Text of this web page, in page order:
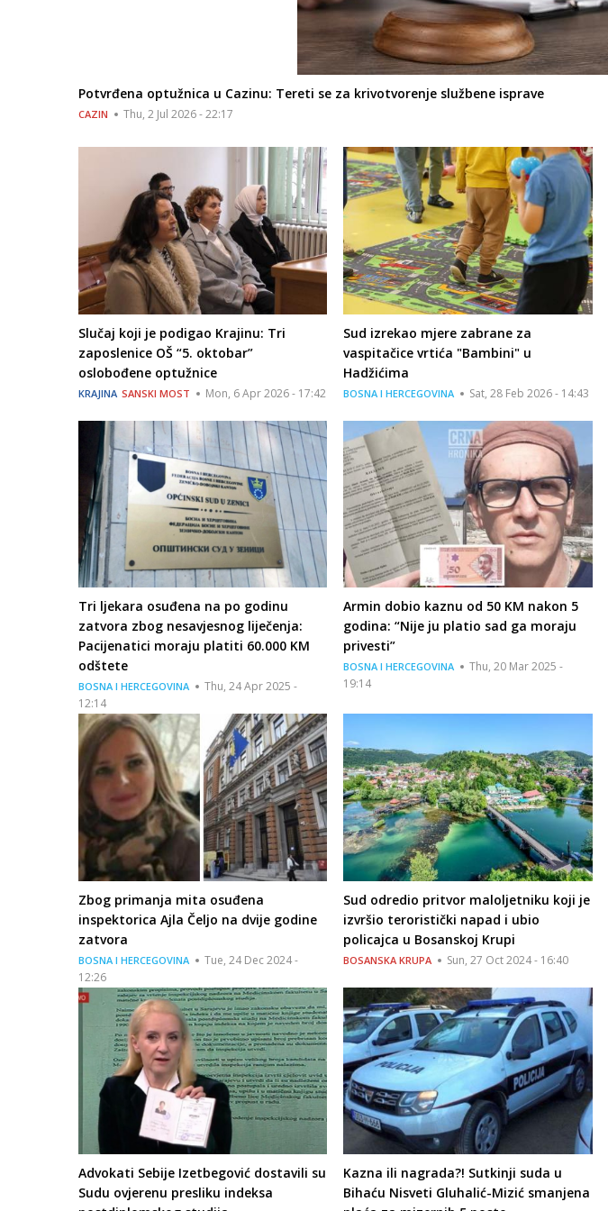
Potvrđena optužnica u Cazinu: Tereti se za krivotvorenje službene isprave
CAZIN Thu, 2 Jul 2026 - 22:17
Slučaj koji je podigao Krajinu: Tri
zaposlenice OŠ “5. oktobar”
oslobođene optužnice
KRAJINA SANSKI MOST Mon, 6 Apr 2026 - 17:42
Sud izrekao mjere zabrane za
vaspitačice vrtića "Bambini" u
Hadžićima
BOSNA I HERCEGOVINA Sat, 28 Feb 2026 - 14:43
Tri ljekara osuđena na po godinu
zatvora zbog nesavjesnog liječenja:
Pacijenatici moraju platiti 60.000 KM
odštete
BOSNA I HERCEGOVINA
Thu, 24 Apr 2025 -
12:14
Armin dobio kaznu od 50 KM nakon 5
godina: “Nije ju platio sad ga moraju
privesti”
BOSNA I HERCEGOVINA
Thu, 20 Mar 2025 -
19:14
Zbog primanja mita osuđena
inspektorica Ajla Čeljo na dvije godine
zatvora
BOSNA I HERCEGOVINA
Tue, 24 Dec 2024 -
12:26
Sud odredio pritvor maloljetniku koji je
izvršio teroristički napad i ubio
policajca u Bosanskoj Krupi
BOSANSKA KRUPA Sun, 27 Oct 2024 - 16:40
Advokati Sebije Izetbegović dostavili su
Sudu ovjerenu presliku indeksa
Kazna ili nagrada?! Sutkinji suda u
Bihaću Nisveti Gluhalić-Mizić smanjena